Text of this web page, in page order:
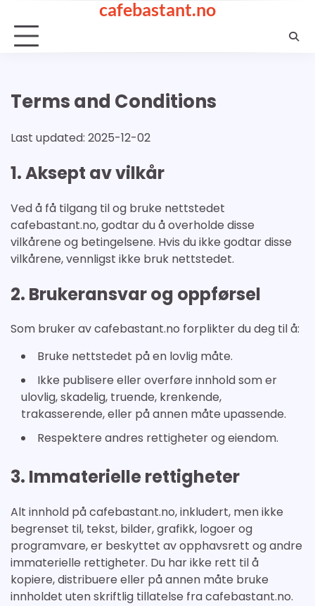
content
cafebastant.no
Terms and Conditions
Last updated: 2025-12-02
1. Aksept av vilkår
Ved å få tilgang til og bruke nettstedet
cafebastant.no, godtar du å overholde disse
vilkårene og betingelsene. Hvis du ikke godtar disse
vilkårene, vennligst ikke bruk nettstedet.
2. Brukeransvar og oppførsel
Som bruker av cafebastant.no forplikter du deg til å:
Bruke nettstedet på en lovlig måte.
Ikke publisere eller overføre innhold som er
ulovlig, skadelig, truende, krenkende,
trakasserende, eller på annen måte upassende.
Respektere andres rettigheter og eiendom.
3. Immaterielle rettigheter
Alt innhold på cafebastant.no, inkludert, men ikke
begrenset til, tekst, bilder, grafikk, logoer og
programvare, er beskyttet av opphavsrett og andre
immaterielle rettigheter. Du har ikke rett til å
kopiere, distribuere eller på annen måte bruke
innholdet uten skriftlig tillatelse fra cafebastant.no.